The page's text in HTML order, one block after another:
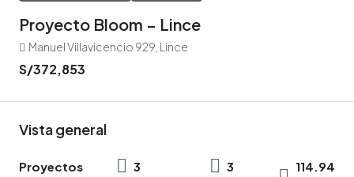
Proyecto Bloom – Lince
Manuel Villavicencio 929, Lince
S/372,853
Vista general
Proyectos
3
3
114.94